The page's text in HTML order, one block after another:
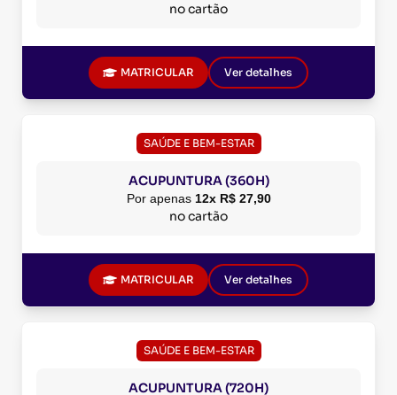
no cartão
MATRICULAR Ver detalhes
SAÚDE E BEM-ESTAR
ACUPUNTURA (360H)
Por apenas 12x R$ 27,90
no cartão
MATRICULAR Ver detalhes
SAÚDE E BEM-ESTAR
ACUPUNTURA (720H)